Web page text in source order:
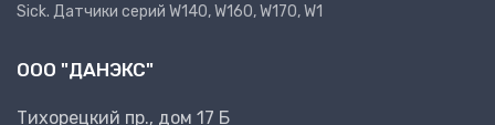
Sick. Датчики серий W140, W160, W170, W1
ООО "ДАНЭКС"
Тихорецкий пр., дом 17 Б